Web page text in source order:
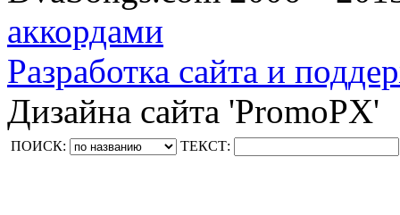
аккордами
Разработка сайта и
Дизайна сайта 'PromoPX'
ПОИСК: ТЕКСТ: